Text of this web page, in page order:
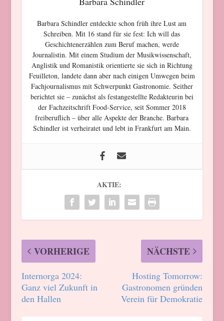
Barbara Schindler entdeckte schon früh ihre Lust am
Schreiben. Mit 16 stand für sie fest: Ich will das
Geschichtenerzählen zum Beruf machen, werde
Journalistin. Mit einem Studium der Musikwissenschaft,
Anglistik und Romanistik orientierte sie sich in Richtung
Feuilleton, landete dann aber nach einigen Umwegen beim
Fachjournalismus mit Schwerpunkt Gastronomie. Seither
berichtet sie – zunächst als festangestellte Redakteurin bei
der Fachzeitschrift Food-Service, seit Sommer 2018
freiberuflich – über alle Aspekte der Branche. Barbara
Schindler ist verheiratet und lebt in Frankfurt am Main.
AKTIE:
VORHERIGE
Internorga 2024:
Ganz viel Zukunft in
den Hallen
NÄCHSTE
Hosting Tomorrow:
Gastronomen gründen
Verein für Demokratie